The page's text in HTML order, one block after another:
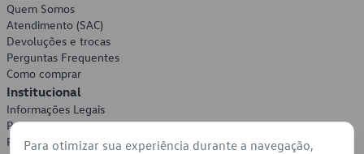
Quem Somos
Atendimento (SAC)
Devoluções e trocas
Perguntas Frequentes
Como comprar
Institucional
Informações Legais
Política de Privacidade
Política de Cookies
Para otimizar sua experiência durante a navegação,